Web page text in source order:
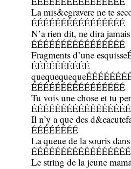
La mis&egravere ne te
ÉÉÉÉÉÉÉÉÉÉÉÉÉÉÉÉ
N’a rien dit, ne dira
ÉÉÉÉÉÉÉÉÉÉÉÉÉÉÉÉ
Fragments d’une
ÉÉÉÉÉÉÉÉÉÉ
ÉÉÉÉÉÉÉÉÉÉÉÉÉÉÉÉ
Tu vois une chose et tu
Il n’y a que des
ÉÉÉÉÉÉÉÉ
La queue de la souris
Le string de la jeune